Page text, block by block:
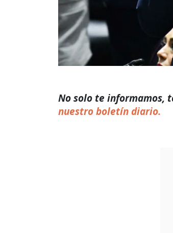
No solo te informamos,
nuestro boletín diario.